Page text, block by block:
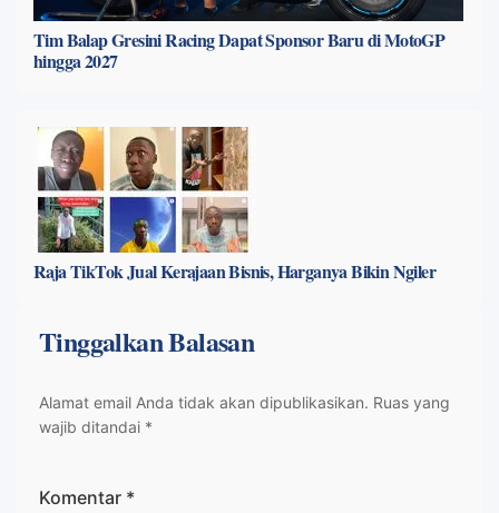
Tim Balap Gresini Racing Dapat Sponsor Baru di MotoGP
hingga 2027
Raja TikTok Jual Kerajaan Bisnis, Harganya Bikin Ngiler
Tinggalkan Balasan
Alamat email Anda tidak akan dipublikasikan. Ruas yang
wajib ditandai *
Komentar *